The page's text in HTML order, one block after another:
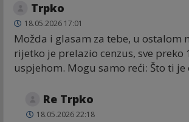
Trpko
18.05.2026 17:01
Možda i glasam za tebe, u ostalom
rijetko je prelazio cenzus, sve preko
uspjehom. Mogu samo reći: Što ti je
Re Trpko
18.05.2026 22:18